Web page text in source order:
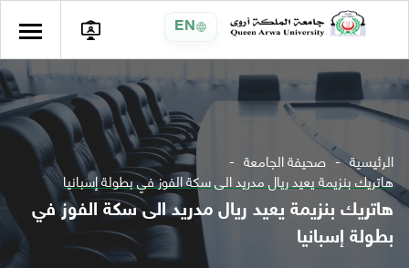
EN
الرئيسية صحيفة الجامعة
هاتريك بنزيمة يعيد ريال مدريد الى سكة الفوز في بطولة إسبانيا
هاتريك بنزيمة يعيد ريال مدريد الى سكة الفوز في
بطولة إسبانيا